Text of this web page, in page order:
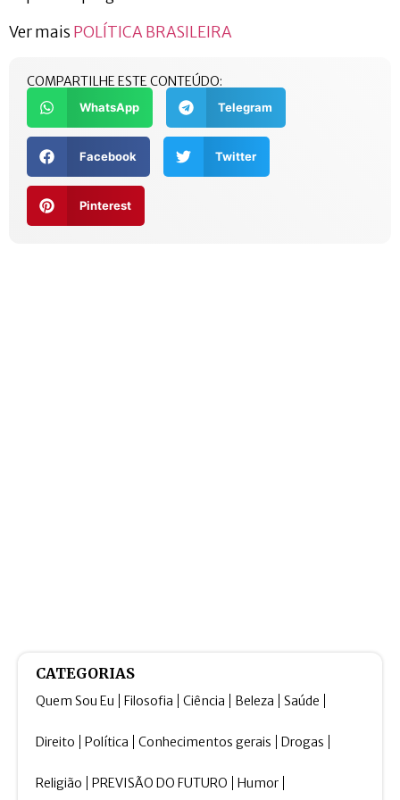
Ver mais POLÍTICA BRASILEIRA
COMPARTILHE ESTE CONTEÚDO:
WhatsApp Telegram
Facebook Twitter
Pinterest
CATEGORIAS
Quem Sou Eu Filosofia Ciência Beleza Saúde
Direito Política Conhecimentos gerais Drogas
Religião PREVISÃO DO FUTURO Humor